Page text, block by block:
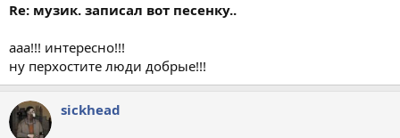
Re: музик. записал вот песенку..
ааа!!! интересно!!!
ну перхостите люди добрые!!!
sickhead